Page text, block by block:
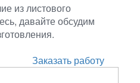
из листового
давайте обсудим
Заказать работу